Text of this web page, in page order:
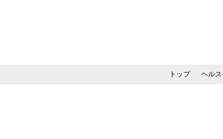
トップ ヘル